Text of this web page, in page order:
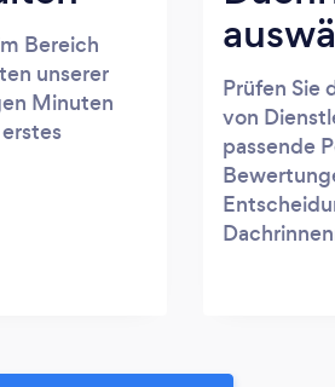
Bereich
unserer
Minuten
Prüfen Sie
von
passende